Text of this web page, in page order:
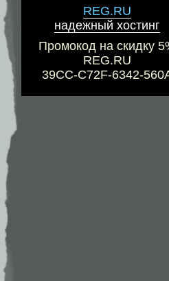
REG.RU
надежный хостинг
Промокод на скидку
REG.RU
39CC-C72F-6342-